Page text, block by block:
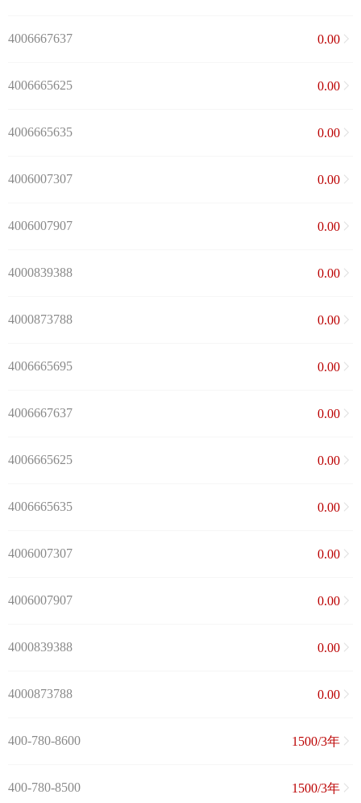
4006667637 0.00
4006665625 0.00
4006665635 0.00
4006007307 0.00
4006007907 0.00
4000839388 0.00
4000873788 0.00
4006665695 0.00
4006667637 0.00
4006665625 0.00
4006665635 0.00
4006007307 0.00
4006007907 0.00
4000839388 0.00
4000873788 0.00
400-780-8600 1500/3年
400-780-8500 1500/3年